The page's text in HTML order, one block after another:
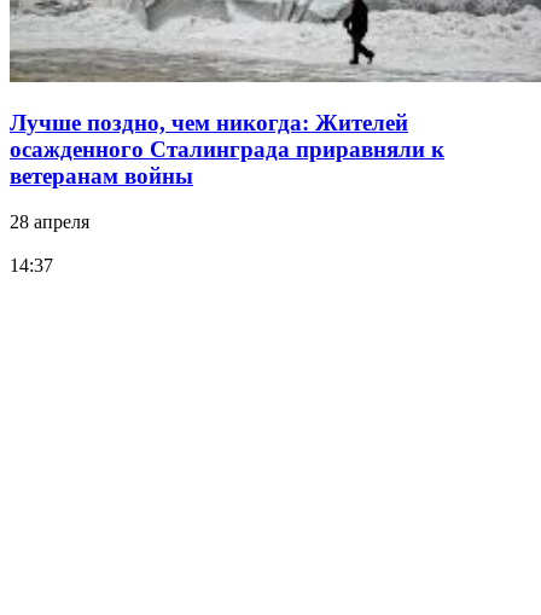
Лучше поздно, чем никогда: Жителей
осажденного Сталинграда приравняли к
ветеранам войны
28 апреля
14:37